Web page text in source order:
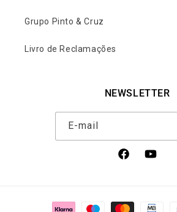
Grupo Pinto & Cruz
Livro de Reclamações
NEWSLETTER
E-mail
FacebookYouTube
Métodos